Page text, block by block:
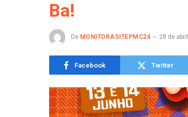
Ba!
De MONITORASITEPMC24 28 de
Facebook Twitter